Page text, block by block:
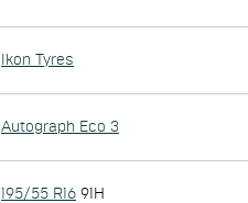
Ikon Tyres
Autograph Eco 3
195/55 R16 91H